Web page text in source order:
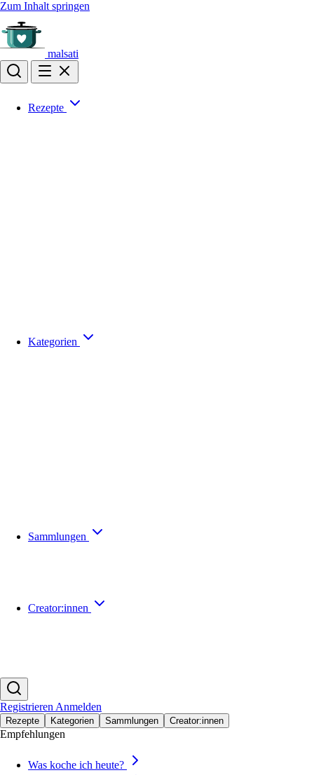
Zum Inhalt springen
malsati
Rezepte
Kategorien
Sammlungen
Creator:innen
Registrieren Anmelden
Rezepte Kategorien Sammlungen Creator:innen
Empfehlungen
Was koche ich heute?